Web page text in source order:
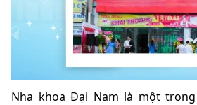
Nha khoa Đại Nam là một